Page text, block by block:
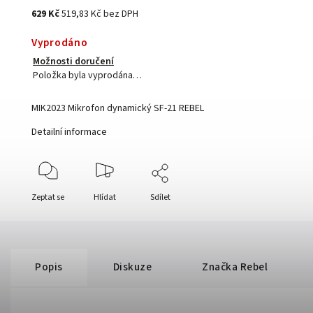
629 Kč519,83 Kč bez DPH
Vyprodáno
Možnosti doručení
Položka byla vyprodána…
MIK2023 Mikrofon dynamický SF-21 REBEL
Detailní informace
Zeptat se Hlídat Sdílet
Popis Diskuze Značka Rebel